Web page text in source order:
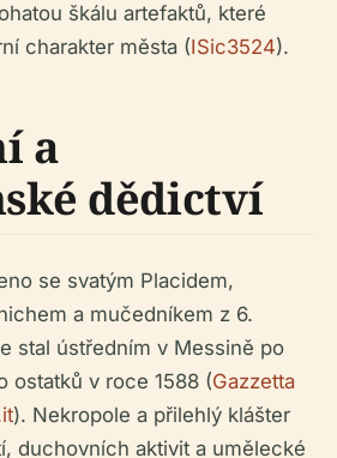
škálu artefaktů, které
charakter města (ISic3524).
a
dědictví
se svatým Placidem,
a mučedníkem z 6.
stal ústředním v Messině po
ostatků v roce 1588 (Gazzetta
). Nekropole a přilehlý klášter
duchovních aktivit a umělecké